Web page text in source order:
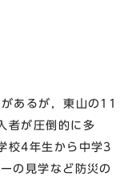
あるが，東山の11
者が圧倒的に多
校4年生から中学3
の見学など防災の